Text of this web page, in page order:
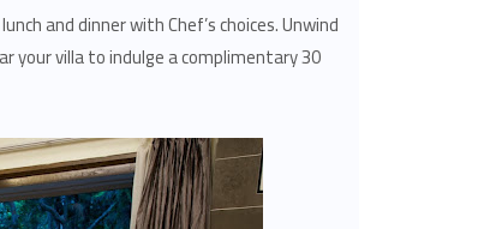
and dinner with Chef’s choices. Unwind
villa to indulge a complimentary 30